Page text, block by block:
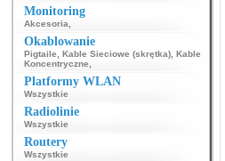
Monitoring
Akcesoria
Okablowanie
Pigtaile Kable Sieciowe (skrętka) Kable
Koncentryczne
Platformy WLAN
Wszystkie
Radiolinie
Wszystkie
Routery
Wszystkie